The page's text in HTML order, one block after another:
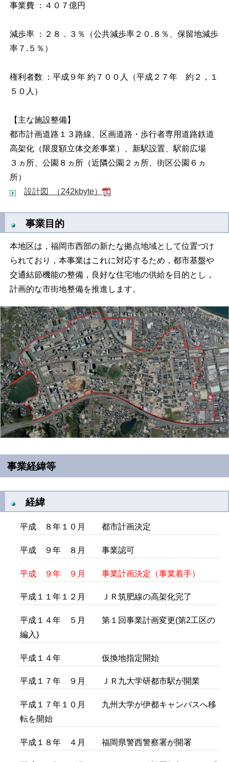
事業費 ：４０７億円
減歩率 ：２８．３％（公共減歩率２０.８％、保留地減歩
率７.５％）
権利者数 ：平成９年 約７００人（平成２７年 約２，１
５０人）
【主な施設整備】
都市計画道路１３路線、区画道路・歩行者専用道路鉄道
高架化（限度額立体交差事業）、新駅設置、駅前広場
３ヵ所、公園８ヵ所（近隣公園２ヵ所、街区公園６ヵ
所）
設計図 （242kbyte）
事業目的
本地区は，福岡市西部の新たな拠点地域として位置づけ
られており，本事業はこれに対応するため，都市基盤や
交通結節機能の整備，良好な住宅地の供給を目的とし，
計画的な市街地整備を推進します。
事業経緯等
経緯
平成 ８年１０月 都市計画決定
平成 ９年 ８月 事業認可
平成 ９年 ９月 事業計画決定（事業着手）
平成１１年１２月 ＪＲ筑肥線の高架化完了
平成１４年 ５月 第１回事業計画変更(第2工区の
編入)
平成１４年 仮換地指定開始
平成１７年 ９月 ＪＲ九大学研都市駅が開業
平成１７年１０月 九州大学が伊都キャンパスへ移
転を開始
平成１８年 ４月 福岡県警西警察署が開署